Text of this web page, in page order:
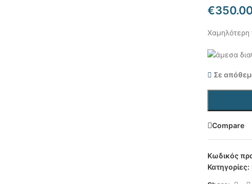
€
Χαμηλότερη
Σε
Compare
Κωδικός
Κατηγορίες: